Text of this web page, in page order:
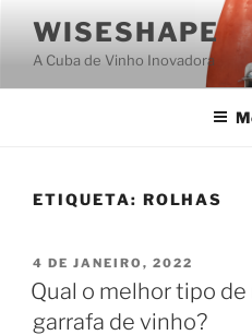
conteúdo
WISESHAPE
A Cuba de Vinho Inovadora
ETIQUETA: ROLHAS
PUBLICADO
EM
4 DE JANEIRO, 2022
Qual o melhor tipo de
garrafa de vinho?